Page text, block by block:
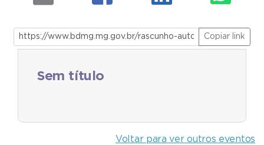
Copiar link
Sem título
Voltar para ver outros eventos